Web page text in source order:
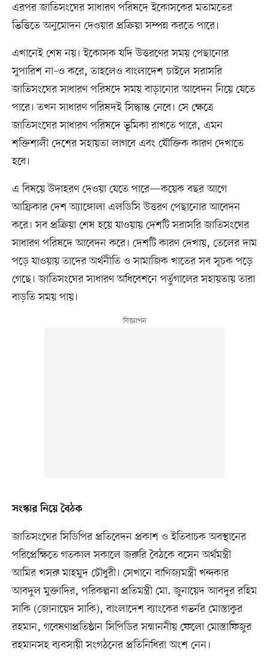
এরপর জাতিসংঘের সাধারণ পরিষদে ইকোসকের মতামতের
ভিত্তিতে অনুমোদন দেওয়ার প্রক্রিয়া সম্পন্ন করতে পারে।
এখানেই শেষ নয়। ইকোসক যদি উত্তরণের সময় পেছানোর
সুপারিশ না–ও করে, তাহলেও বাংলাদেশ চাইলে সরাসরি
জাতিসংঘের সাধারণ পরিষদে সময় বাড়ানোর আবেদন নিয়ে যেতে
পারে। তখন সাধারণ পরিষদই সিদ্ধান্ত নেবে। সে ক্ষেত্রে
জাতিসংঘের সাধারণ পরিষদে ভূমিকা রাখতে পারে, এমন
শক্তিশালী দেশের সহায়তা লাগবে এবং যৌক্তিক কারণ দেখাতে
হবে।
এ বিষয়ে উদাহরণ দেওয়া যেতে পারে—কয়েক বছর আগে
আফ্রিকার দেশ অ্যাঙ্গোলা এলডিসি উত্তরণ পেছানোর আবেদন
করে। সব প্রক্রিয়া শেষ হয়ে যাওয়ায় দেশটি সরাসরি জাতিসংঘের
সাধারণ পরিষদে আবেদন করে। দেশটি কারণ দেখায়, তেলের দাম
পড়ে যাওয়ায় তাদের অর্থনীতি ও সামাজিক খাতের সব সূচক পড়ে
গেছে। জাতিসংঘের সাধারণ অধিবেশনে পর্তুগালের সহায়তায় তারা
বাড়তি সময় পায়।
সংস্কার নিয়ে বৈঠক
জাতিসংঘের সিডিপির প্রতিবেদন প্রকাশ ও ইতিবাচক অবস্থানের
পরিপ্রেক্ষিতে গতকাল সকালে জরুরি বৈঠকে বসেন অর্থমন্ত্রী
আমির খসরু মাহমুদ চৌধুরী। সেখানে বাণিজ্যমন্ত্রী খন্দকার
আবদুল মুক্তাদির, পরিকল্পনা প্রতিমন্ত্রী মো. জুনায়েদ আবদুর রহিম
সাকি (জোনায়েদ সাকি), বাংলাদেশ ব্যাংকের গভর্নর মোস্তাকুর
রহমান, গবেষণাপ্রতিষ্ঠান সিপিডির সম্মাননীয় ফেলো মোস্তাফিজুর
রহমানসহ ব্যবসায়ী সংগঠনের প্রতিনিধিরা অংশ নেন।